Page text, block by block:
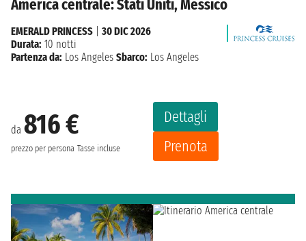
America centrale: Stati Uniti, Messico
da 816 €
prezzo per persona Tasse incluse
Dettagli
Prenota
EMERALD PRINCESS
30 DIC 2026
Durata: 10 notti
Partenza da: Los Angeles Sbarco: Los Angeles